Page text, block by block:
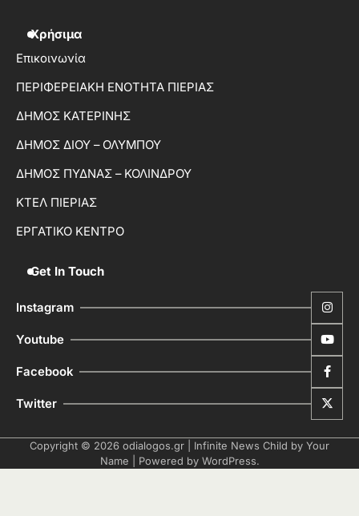
Χρήσιμα
Επικοινωνία
ΠΕΡΙΦΕΡΕΙΑΚΗ ΕΝΟΤΗΤΑ ΠΙΕΡΙΑΣ
ΔΗΜΟΣ ΚΑΤΕΡΙΝΗΣ
ΔΗΜΟΣ ΔΙΟΥ – ΟΛΥΜΠΟΥ
ΔΗΜΟΣ ΠΥΔΝΑΣ – ΚΟΛΙΝΔΡΟΥ
ΚΤΕΛ ΠΙΕΡΙΑΣ
ΕΡΓΑΤΙΚΟ ΚΕΝΤΡΟ
Get In Touch
Instagram
Youtube
Facebook
Twitter
Copyright © 2026 odialogos.gr | Infinite News Child by Your
Name | Powered by WordPress.